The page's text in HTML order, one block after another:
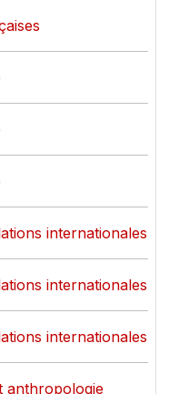
internationales
internationales
internationales
anthropologie